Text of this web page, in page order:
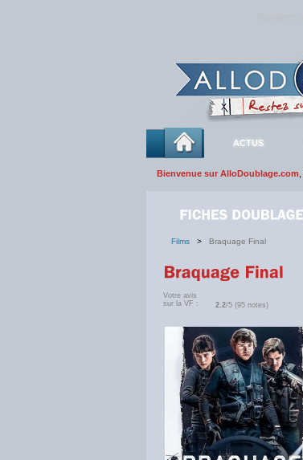
ACTUS
Bienvenue sur AlloDoublage.com
Films > Braquage Final
Votre avis
sur la VF :
2.2/5 (95 notes)